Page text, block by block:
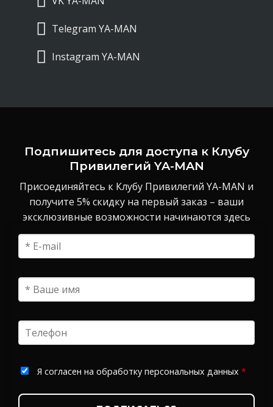
Telegram YA-MAN
Instagram YA-MAN
Подпишитесь для доступа к Клубу
Привилегий YA-MAN
Присоединяйтесь к Клубу Привилегий YA-MAN и
получите 5% скидку на первый заказ – ваши
эксклюзивные возможности начинаются здесь
Я согласен на обработку персональных данных *